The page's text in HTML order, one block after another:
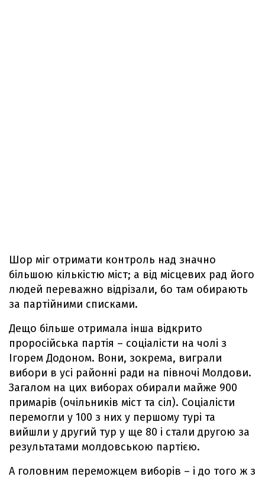
Шор міг отримати контроль над значно
більшою кількістю міст; а від місцевих рад його
людей переважно відрізали, бо там обирають
за партійними списками.
Дещо більше отримала інша відкрито
проросійська партія – соціалісти на чолі з
Ігорем Додоном. Вони, зокрема, виграли
вибори в усі районні ради на півночі Молдови.
Загалом на цих виборах обирали майже 900
примарів (очільників міст та сіл). Соціалісти
перемогли у 100 з них у першому турі та
вийшли у другий тур у ще 80 і стали другою за
результатами молдовською партією.
А головним переможцем виборів – і до того ж з